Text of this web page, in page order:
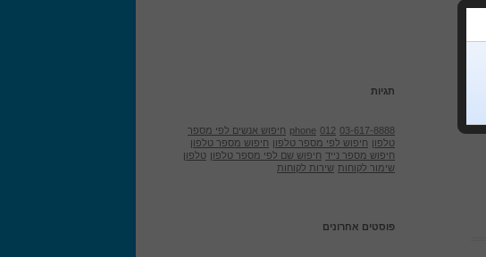
תגיות
03-617-8888
012
phone חיפוש אנשים לפי מספר
טלפון חיפוש לפי מספר טלפון חיפוש מספר טלפון
חיפוש מספר נייד חיפוש שם לפי מספר טלפון טלפון
שימור לקוחות שירות לקוחות
פוסטים אחרונים